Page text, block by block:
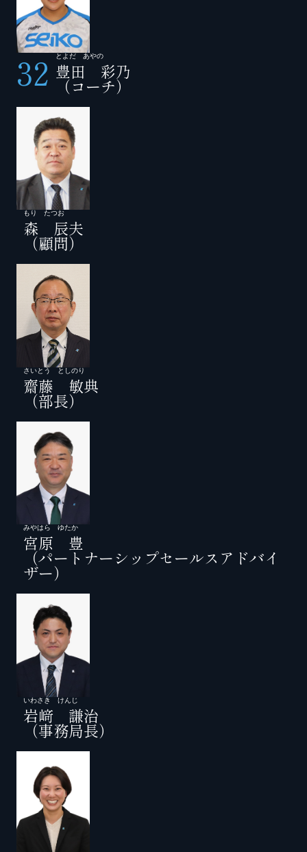
32 とよだ あやの
豊田 彩乃
（コーチ）
もり たつお
森 辰夫
（顧問）
さいとう としのり
齋藤 敏典
（部長）
みやはら ゆたか
宮原 豊
（パートナーシップセールスアドバイ
ザー）
いわさき けんじ
岩﨑 謙治
（事務局長）